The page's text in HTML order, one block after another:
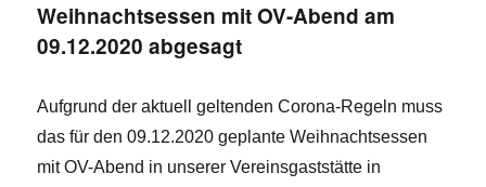
Weihnachtsessen mit OV-Abend am
09.12.2020 abgesagt
Aufgrund der aktuell geltenden Corona-Regeln muss
das für den 09.12.2020 geplante Weihnachtsessen
mit OV-Abend in unserer Vereinsgaststätte in